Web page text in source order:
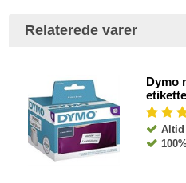
Relaterede varer
Dymo
Altid